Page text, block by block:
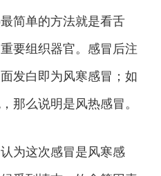
简单的方法就是看舌
要组织器官。感冒后注
发白即为风寒感冒；如
那么说明是风热感冒。
为这次感冒是风寒感